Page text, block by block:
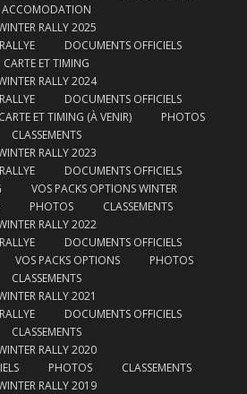
ACCOMODATION
RALLY 2025
DOCUMENTS OFFICIELS
CARTE ET TIMING
RALLY 2024
DOCUMENTS OFFICIELS
CARTE ET TIMING (À VENIR)
PHOTOS
CLASSEMENTS
RALLY 2023
DOCUMENTS OFFICIELS
VOS PACKS OPTIONS WINTER
PHOTOS
CLASSEMENTS
RALLY 2022
DOCUMENTS OFFICIELS
VOS PACKS OPTIONS
PHOTOS
CLASSEMENTS
RALLY 2021
DOCUMENTS OFFICIELS
CLASSEMENTS
RALLY 2020
PHOTOS
CLASSEMENTS
RALLY 2019